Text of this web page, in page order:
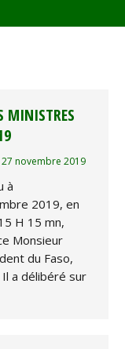
MINISTRES
27 novembre 2019
à
2019, en
H 15 mn,
Monsieur
du Faso,
a délibéré sur